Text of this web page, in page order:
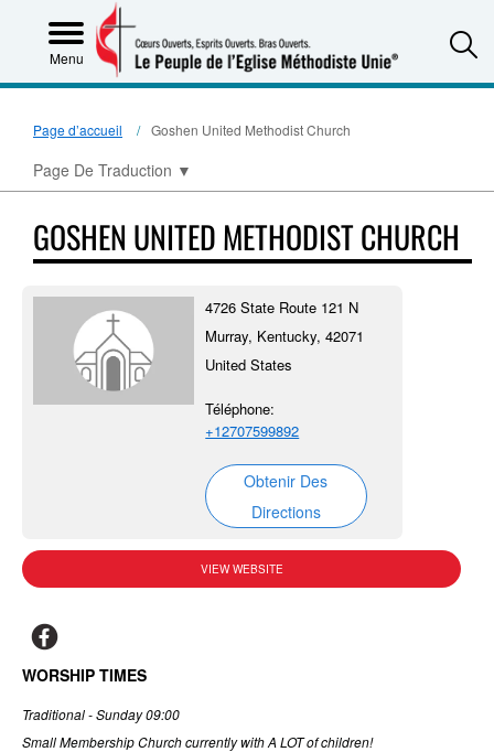
Menu
Page d’accueil Goshen United Methodist Church
Page De Traduction ▼
GOSHEN UNITED METHODIST CHURCH
4726 State Route 121 N
Murray, Kentucky, 42071
United States
Téléphone:
+12707599892
Obtenir Des
Directions
VIEW WEBSITE
WORSHIP TIMES
Traditional - Sunday 09:00
Small Membership Church currently with A LOT of children!